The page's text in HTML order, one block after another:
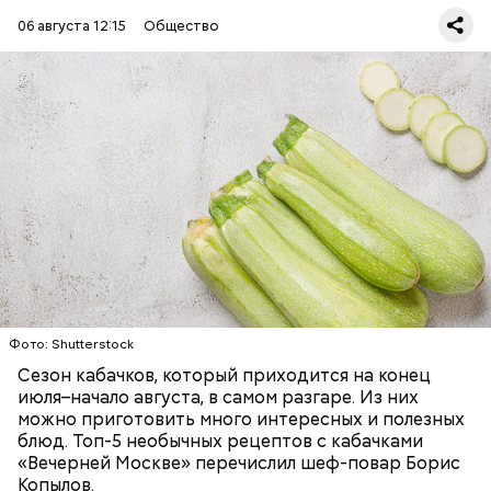
06 августа 12:15 Общество
Фото: Shutterstock
Сезон кабачков, который приходится на конец
июля–начало августа, в самом разгаре. Из них
можно приготовить много интересных и полезных
блюд. Топ-5 необычных рецептов с кабачками
«Вечерней Москве» перечислил шеф-повар Борис
Копылов.
Ингредиенты:
ЕДА ОВОЩИ РЕЦЕПТЫ
Вред дыни
Фото: Shutterstock